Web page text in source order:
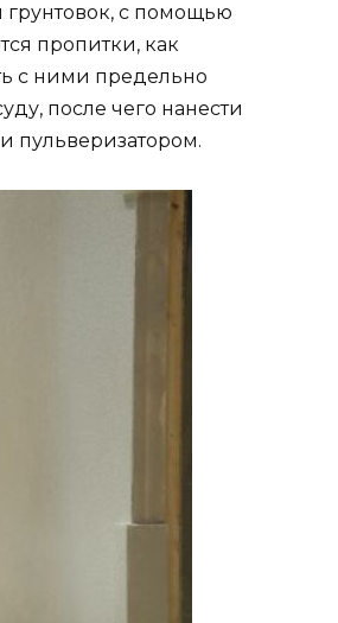
с помощью
пропитки, как
с ними предельно
после чего нанести
пульверизатором.